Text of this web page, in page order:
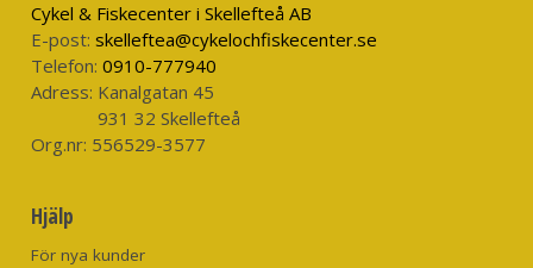
Cykel & Fiskecenter i Skellefteå AB
E-post: skelleftea@cykelochfiskecenter.se
Telefon: 0910-777940
Adress: Kanalgatan 45
931 32 Skellefteå
Org.nr: 556529-3577
Hjälp
För nya kunder